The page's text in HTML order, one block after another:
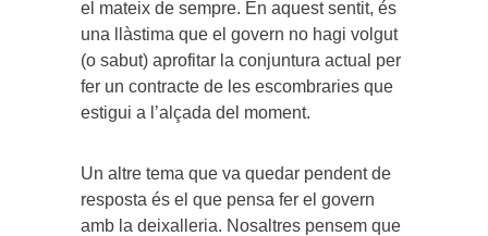
el mateix de sempre. En aquest sentit, és
una llàstima que el govern no hagi volgut
(o sabut) aprofitar la conjuntura actual per
fer un contracte de les escombraries que
estigui a l’alçada del moment.
Un altre tema que va quedar pendent de
resposta és el que pensa fer el govern
amb la deixalleria. Nosaltres pensem que